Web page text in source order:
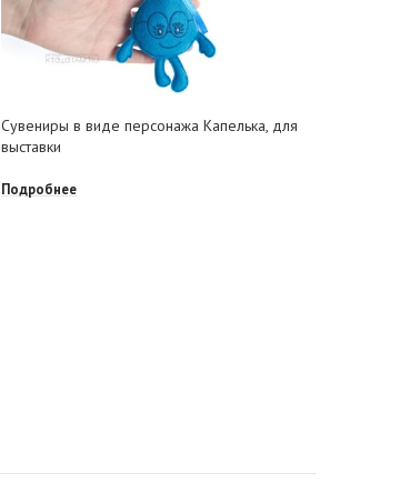
Сувениры в виде персонажа Капелька, для
выставки
Подробнее